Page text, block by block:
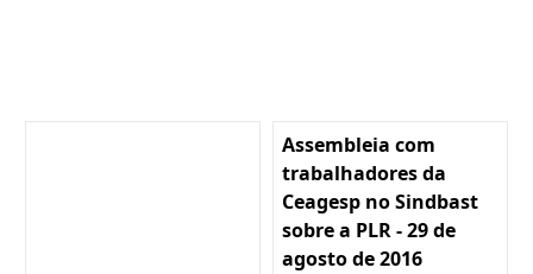
Assembleia com
trabalhadores da
Ceagesp no Sindbast
sobre a PLR - 29 de
agosto de 2016